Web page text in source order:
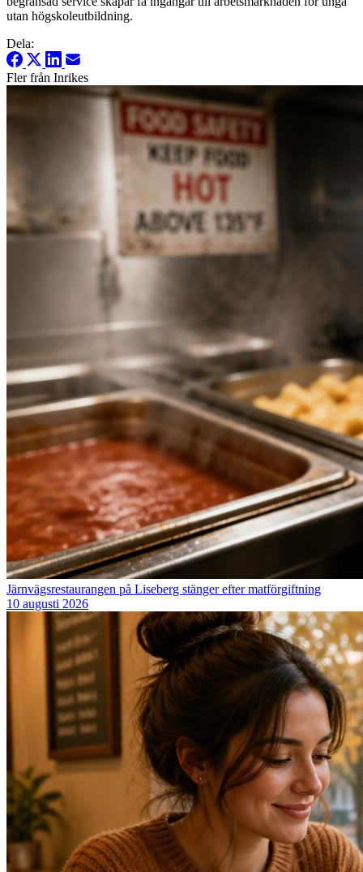
utan högskoleutbildning.
Dela:
Fler från Inrikes
Järnvägsrestaurangen på Liseberg stänger efter matförgiftning
10 augusti 2026